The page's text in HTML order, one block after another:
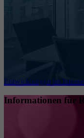
Entwicklungen im
Informationen für